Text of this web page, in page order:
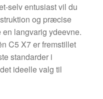
selv entusiast vil du
og præcise
langvarig ydeevne.
C5 X7 er fremstillet
standarder i
ideelle valg til